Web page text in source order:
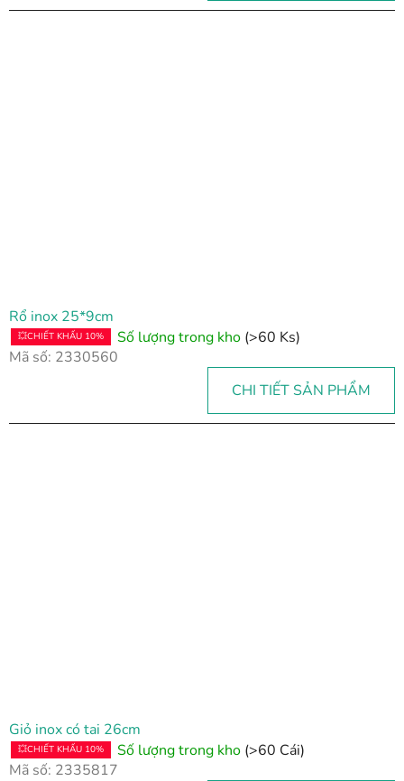
Rổ inox 25*9cm
💥CHIẾT KHẤU 10% Số lượng trong kho (>60 Ks)
Mã số: 2330560
CHI TIẾT SẢN PHẨM
Giỏ inox có tai 26cm
💥CHIẾT KHẤU 10% Số lượng trong kho (>60 Cái)
Mã số: 2335817